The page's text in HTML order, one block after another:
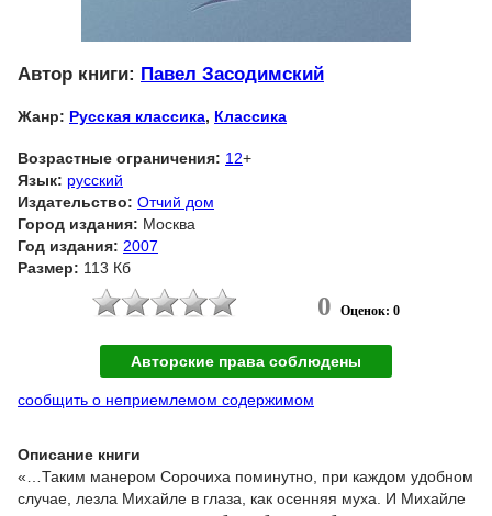
Автор книги: Павел Засодимский
Жанр: Русская классика, Классика
Возрастные ограничения: 12+
Язык: русский
Издательство: Отчий дом
Город издания: Москва
Год издания: 2007
Размер: 113 Кб
0 Оценок: 0
Авторские права соблюдены
сообщить о неприемлемом содержимом
Описание книги
«…Таким манером Сорочиха поминутно, при каждом удобном
случае, лезла Михайле в глаза, как осенняя муха. И Михайле